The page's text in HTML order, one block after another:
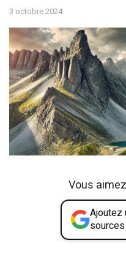
3 octobre 2024
Vous
Ajoutez